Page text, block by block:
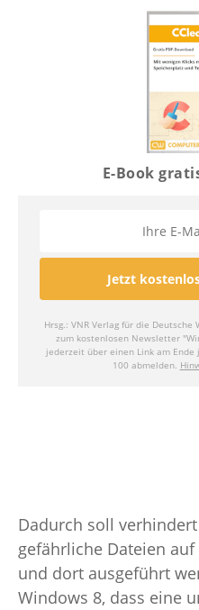
Dadurch soll
gefährliche Dateien
und dort ausgeführt
Windows 8, dass eine